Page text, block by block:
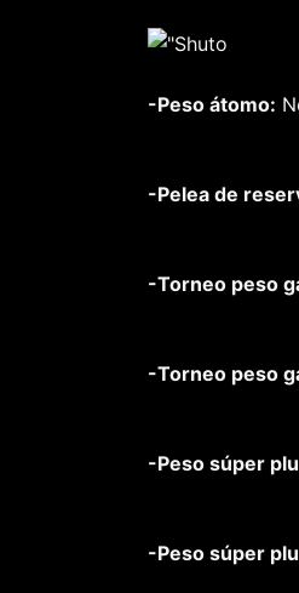
-Peso átomo:
-Pelea de
-Torneo peso
-Torneo peso
-Peso súper
-Peso súper